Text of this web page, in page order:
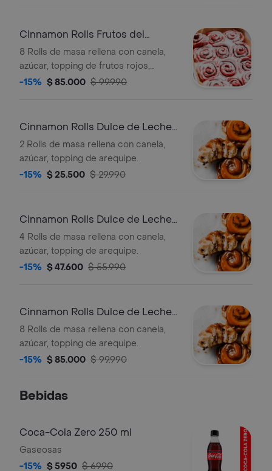
Cinnamon Rolls Frutos del
Bosque X8
8 Rolls de masa rellena con canela,
azúcar, topping de frutos rojos,
frambuesa, fresa y mora.
-15% $ 85.000 $ 99.990
Cinnamon Rolls Dulce de Leche
X2
2 Rolls de masa rellena con canela,
azúcar, topping de arequipe.
-15% $ 25.500 $ 29.990
Cinnamon Rolls Dulce de Leche
X4
4 Rolls de masa rellena con canela,
azúcar, topping de arequipe.
-15% $ 47.600 $ 55.990
Cinnamon Rolls Dulce de Leche
X8
8 Rolls de masa rellena con canela,
azúcar, topping de arequipe.
-15% $ 85.000 $ 99.990
Bebidas
Coca-Cola Zero 250 ml
Gaseosas
-15% $ 5950 $ 6990